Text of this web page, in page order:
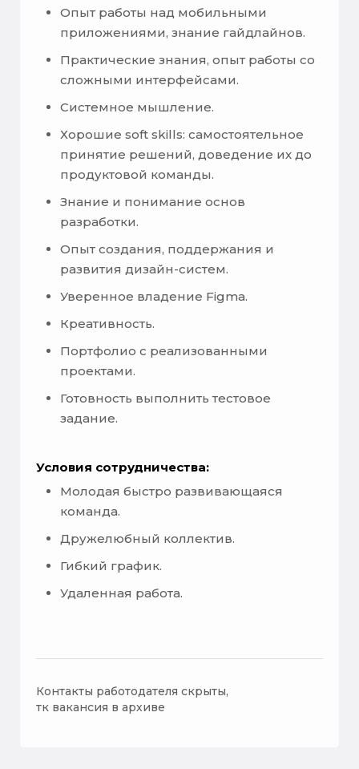
Опыт работы над мобильными
приложениями, знание гайдлайнов.
Практические знания, опыт работы со
сложными интерфейсами.
Системное мышление.
Хорошие soft skills: самостоятельное
принятие решений, доведение их до
продуктовой команды.
Знание и понимание основ
разработки.
Опыт создания, поддержания и
развития дизайн-систем.
Уверенное владение Figma.
Креативность.
Портфолио с реализованными
проектами.
Готовность выполнить тестовое
задание.
Условия сотрудничества:
Молодая быстро развивающаяся
команда.
Дружелюбный коллектив.
Гибкий график.
Удаленная работа.
Контакты работодателя скрыты,
тк вакансия в архиве